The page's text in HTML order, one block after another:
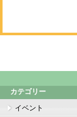
カテゴリー
イベント